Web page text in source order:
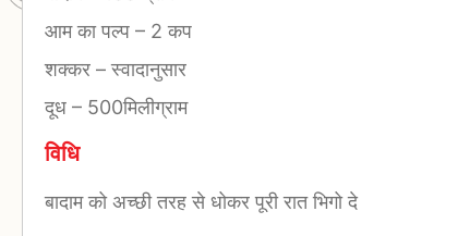
आम का पल्प – 2 कप
शक्कर –स्वादानुसार
दूध – 500मिलीग्राम
विधि
बादाम को अच्छी तरह से धोकर पूरी रात भिगो दे